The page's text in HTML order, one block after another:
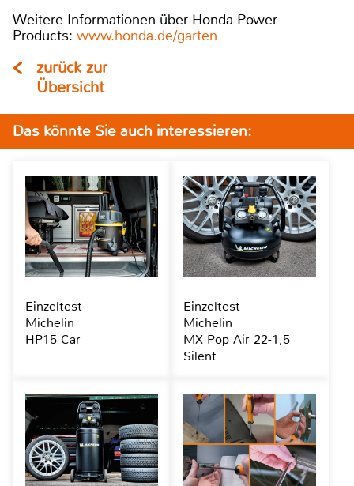
Weitere Informationen über Honda Power
Products: www.honda.de/garten
zurück zur
Übersicht
Das könnte Sie auch interessieren:
Einzeltest
Michelin
HP15 Car
Einzeltest
Michelin
MX Pop Air 22-1,5
Silent